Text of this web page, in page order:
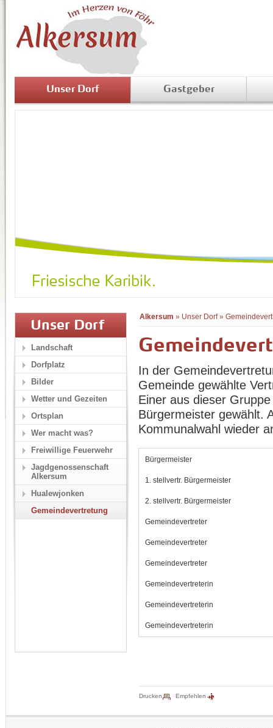
Unser Dorf Gastgeber
Alkersum » Unser Dorf»
In der
Gemeinde gewählte
Einer aus dieser
Bürgermeister gewählt.
Kommunalwahl wieder
Bürgermeister
1. stellvertr. Bürgermeister
2. stellvertr. Bürgermeister
Gemeindevertreter
Gemeindevertreter
Gemeindevertreter
Gemeindevertreterin
Gemeindevertreterin
Gemeindevertreterin
Unser Dorf
Landschaft
Dorfplatz
Bilder
Wetter und Gezeiten
Ortsplan
Wer macht was?
Freiwillige Feuerwehr
Jagdgenossenschaft
Alkersum
Hualewjonken
Gemeindevertretung
Drucken Empfehlen